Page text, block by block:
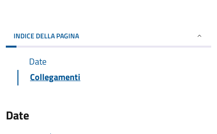
INDICE DELLA PAGINA
Date
Collegamenti
Date